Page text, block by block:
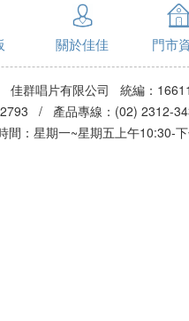
關於佳佳 門市
佳群唱片有限公司 統編：
2793 / 產品專線：(02)
間：星期一~星期五上午10:30-